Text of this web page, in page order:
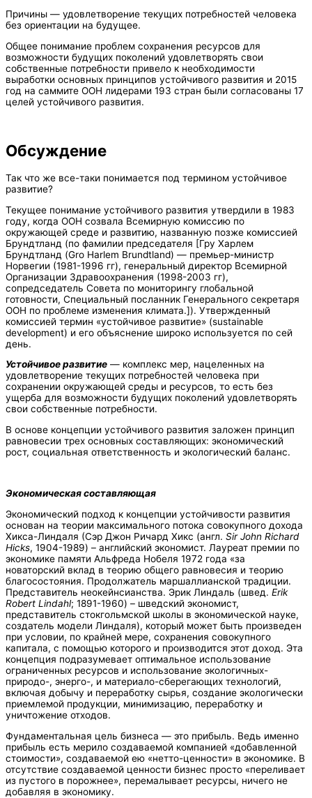
Причины — удовлетворение текущих потребностей человека
без ориентации на будущее.
Общее понимание проблем сохранения ресурсов для
возможности будущих поколений удовлетворять свои
собственные потребности привело к необходимости
выработки основных принципов устойчивого развития и 2015
год на саммите ООН лидерами 193 стран были согласованы 17
целей устойчивого развития.
Обсуждение
Так что же все-таки понимается под термином устойчивое
развитие?
Текущее понимание устойчивого развития утвердили в 1983
году, когда ООН созвала Всемирную комиссию по
окружающей среде и развитию, названную позже комиссией
Брундтланд (по фамилии председателя [Гру Харлем
Брундтланд (Gro Harlem Brundtland) — премьер-министр
Норвегии (1981-1996 гг), генеральный директор Всемирной
Организации Здравоохранения (1998-2003 гг),
сопредседатель Совета по мониторингу глобальной
готовности, Специальный посланник Генерального секретаря
ООН по проблеме изменения климата.]). Утвержденный
комиссией термин «устойчивое развитие» (sustainable
development) и его объяснение широко используется по сей
день.
Устойчивое развитие — комплекс мер, нацеленных на
удовлетворение текущих потребностей человека при
сохранении окружающей среды и ресурсов, то есть без
ущерба для возможности будущих поколений удовлетворять
свои собственные потребности.
В основе концепции устойчивого развития заложен принцип
равновесии трех основных составляющих: экономический
рост, социальная ответственность и экологический баланс.
Экономическая составляющая
Экономический подход к концепции устойчивости развития
основан на теории максимального потока совокупного дохода
Хикса-Линдаля (Сэр Джон Ричард Хикс (англ. Sir John Richard
Hicks, 1904-1989) – английский экономист. Лауреат премии по
экономике памяти Альфреда Нобеля 1972 года «за
новаторский вклад в теорию общего равновесия и теорию
благосостояния. Продолжатель маршаллианской традиции.
Представитель неокейнсианства. Эрик Линдаль (швед. Erik
Robert Lindahl; 1891-1960) – шведский экономист,
представитель стокгольмской школы в экономической науке,
создатель модели Линдаля), который может быть произведен
при условии, по крайней мере, сохранения совокупного
капитала, с помощью которого и производится этот доход. Эта
концепция подразумевает оптимальное использование
ограниченных ресурсов и использование экологичных-
природо-, энерго-, и материало-сберегающих технологий,
включая добычу и переработку сырья, создание экологически
приемлемой продукции, минимизацию, переработку и
уничтожение отходов.
Фундаментальная цель бизнеса — это прибыль. Ведь именно
прибыль есть мерило создаваемой компанией «добавленной
стоимости», создаваемой ею «нетто-ценности» в экономике. В
отсутствие создаваемой ценности бизнес просто «переливает
из пустого в порожнее», перемалывает ресурсы, ничего не
добавляя в экономику.